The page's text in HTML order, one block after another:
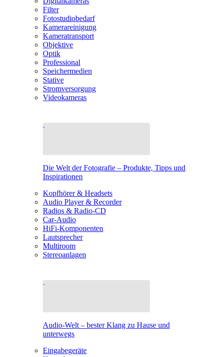
Filter
Fotostudiobedarf
Kamerareinigung
Kameratransport
Objektive
Optik
Professional
Speichermedien
Stative
Stromversorgung
Videokameras
Die Welt der Fotografie – Produkte, Tipps und
Inspirationen
Kopfhörer & Headsets
Audio Player & Recorder
Radios & Radio-CD
Car-Audio
HiFi-Komponenten
Lautsprecher
Multiroom
Stereoanlagen
Audio-Welt – bester Klang zu Hause und
unterwegs
Eingabegeräte